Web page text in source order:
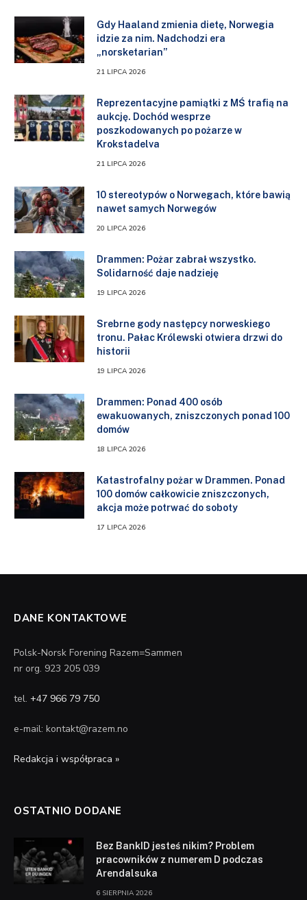
Gdy Haaland zmienia dietę, Norwegia
idzie za nim. Nadchodzi era
„norsketarian”
21 LIPCA 2026
Reprezentacyjne pamiątki z MŚ trafią na
aukcję. Dochód wesprze
poszkodowanych po pożarze w
Krokstadelva
21 LIPCA 2026
10 stereotypów o Norwegach, które bawią
nawet samych Norwegów
20 LIPCA 2026
Drammen: Pożar zabrał wszystko.
Solidarność daje nadzieję
19 LIPCA 2026
Srebrne gody następcy norweskiego
tronu. Pałac Królewski otwiera drzwi do
historii
19 LIPCA 2026
Drammen: Ponad 400 osób
ewakuowanych, zniszczonych ponad 100
domów
18 LIPCA 2026
Katastrofalny pożar w Drammen. Ponad
100 domów całkowicie zniszczonych,
akcja może potrwać do soboty
17 LIPCA 2026
DANE KONTAKTOWE
Polsk-Norsk Forening Razem=Sammen
nr org. 923 205 039
tel. +47 966 79 750
e-mail: kontakt@razem.no
Redakcja i współpraca »
OSTATNIO DODANE
Bez BankID jesteś nikim? Problem
pracowników z numerem D podczas
Arendalsuka
6 SIERPNIA 2026